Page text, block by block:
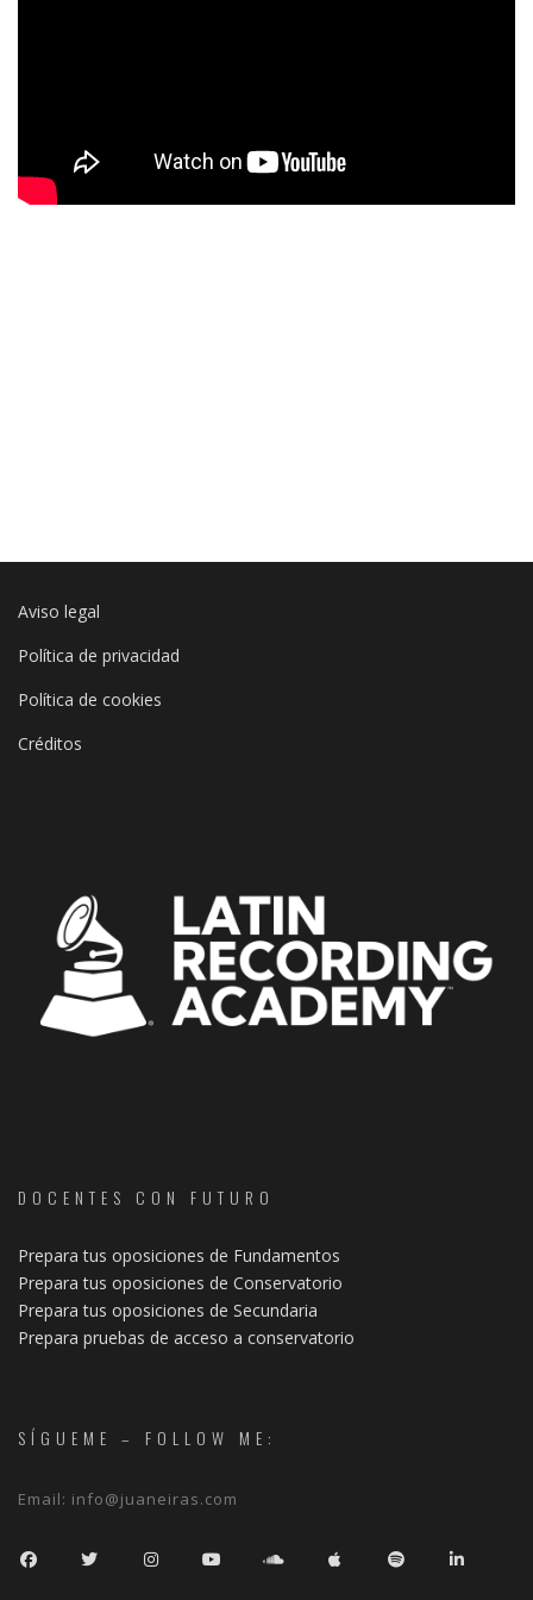
Aviso legal
Política de privacidad
Política de cookies
Créditos
DOCENTES CON FUTURO
Prepara tus oposiciones de Fundamentos
Prepara tus oposiciones de Conservatorio
Prepara tus oposiciones de Secundaria
Prepara pruebas de acceso a conservatorio
SÍGUEME – FOLLOW ME:
Email: info@juaneiras.com